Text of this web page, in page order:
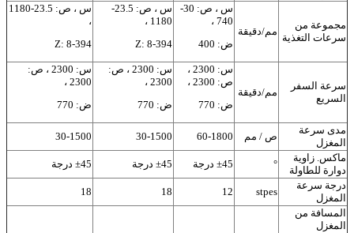
مجموعة من
سرعات التغذية
مم/دقيقة
س ، ص: 30-
740 ،
ض: 400
س ، ص: 23.5-
1180 ،
Z: 8-394
س ، ص: 23.5-1180
Z: 8-394
سرعة السفر
السريع
مم/دقيقة
س: 2300 ،
ص: 2300 ،
ض: 770
س: 2300 ، ص:
2300 ،
ض: 770
س: 2300 ، ص:
2300 ،
ض: 770
مدى سرعة
المغزل
ص / مم 60-1800
30-1500
30-1500
ماكس. زاوية
دوارة للطاولة
±45 درجة ±45 درجة
±45 درجة
درجة سرعة
المغزل
stpes
12
18
18
المسافة من
المغزل